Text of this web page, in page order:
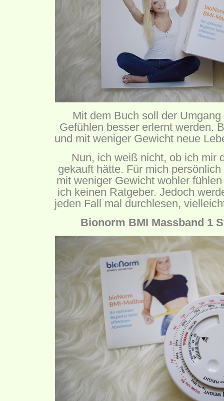
Mit dem Buch soll der
Gefühlen besser erlernt werden.
und mit weniger Gewicht neue
Nun, ich weiß nicht, ob ich mir
gekauft hätte. Für mich
mit weniger Gewicht wohler
ich keinen Ratgeber. Jedoch
jeden Fall mal durchlesen,
Bionorm BMI Massband 1